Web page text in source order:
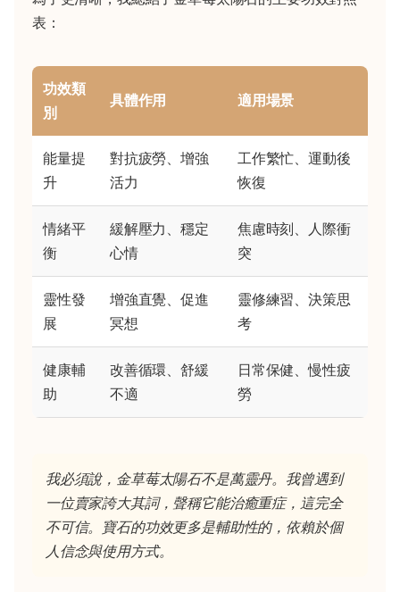
表：
功效類
別
具體作用 適用場景
能量提
升
對抗疲勞、增強
活力
工作繁忙、運動後
恢復
情緒平
衡
緩解壓力、穩定
心情
焦慮時刻、人際衝
突
靈性發
展
增強直覺、促進
冥想
靈修練習、決策思
考
健康輔
助
改善循環、舒緩
不適
日常保健、慢性疲
勞
我必須說，金草莓太陽石不是萬靈丹。我曾遇到
一位賣家誇大其詞，聲稱它能治癒重症，這完全
不可信。寶石的功效更多是輔助性的，依賴於個
人信念與使用方式。